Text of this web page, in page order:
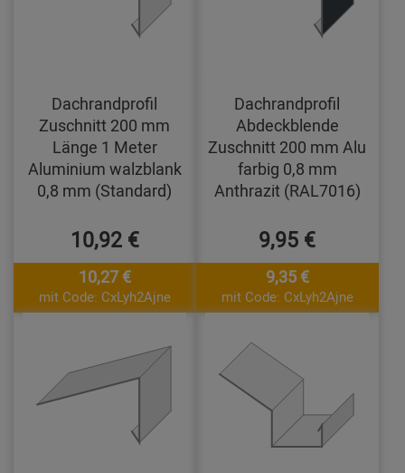
Dachrandprofil
Zuschnitt 200 mm
Länge 1 Meter
Aluminium walzblank
0,8 mm (Standard)
10,92 €
10,27 €
mit Code: CxLyh2Ajne
Dachrandprofil
Abdeckblende
Zuschnitt 200 mm Alu
farbig 0,8 mm
Anthrazit (RAL7016)
9,95 €
9,35 €
mit Code: CxLyh2Ajne